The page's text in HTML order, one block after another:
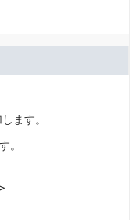
ます。
。